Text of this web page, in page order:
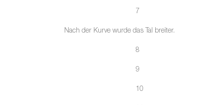
7
Nach der Kurve wurde das Tal breiter.
8
9
10